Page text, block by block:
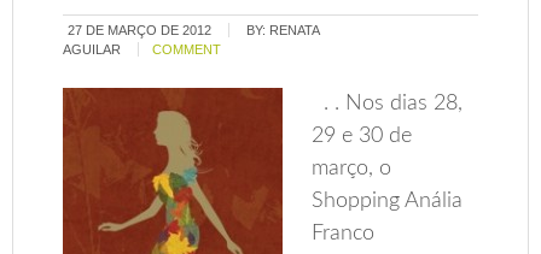
27 DE MARÇO DE 2012 BY: RENATA
AGUILAR
COMMENT
. . Nos dias 28,
29 e 30 de
março, o
Shopping Anália
Franco